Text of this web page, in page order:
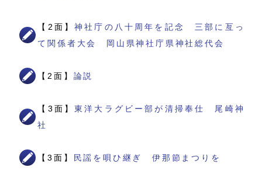
【2面】神社庁の八十周年を記念 三部に亙っ
て関係者大会 岡山県神社庁県神社総代会
【2面】 論説
【3面】東洋大ラグビー部が清掃奉仕 尾崎神
社
【3面】 民謡を唄ひ継ぎ 伊那節まつりを